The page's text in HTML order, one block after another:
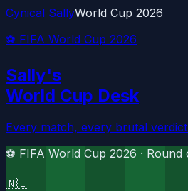
Cynical SallyWorld Cup 2026
⚽ FIFA World Cup 2026
Sally's
World Cup Desk
Every match, every brutal verdict
⚽ FIFA World Cup 2026 · Round
🇳🇱